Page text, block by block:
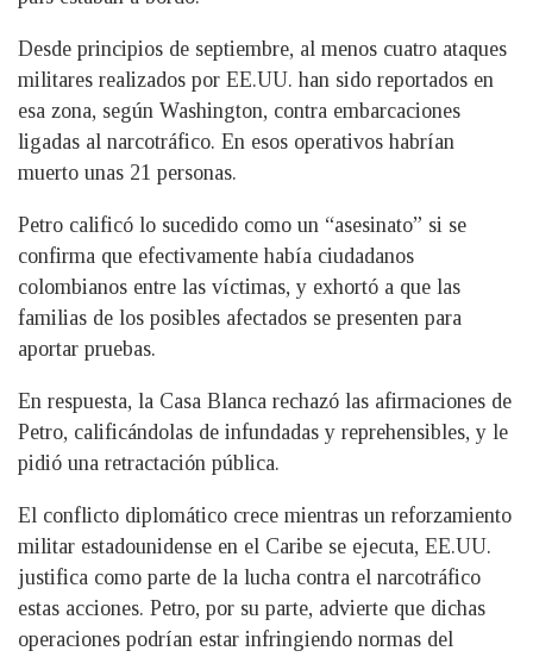
Desde principios de septiembre, al menos cuatro ataques
militares realizados por EE.UU. han sido reportados en
esa zona, según Washington, contra embarcaciones
ligadas al narcotráfico. En esos operativos habrían
muerto unas 21 personas.
Petro calificó lo sucedido como un “asesinato” si se
confirma que efectivamente había ciudadanos
colombianos entre las víctimas, y exhortó a que las
familias de los posibles afectados se presenten para
aportar pruebas.
En respuesta, la Casa Blanca rechazó las afirmaciones de
Petro, calificándolas de infundadas y reprehensibles, y le
pidió una retractación pública.
El conflicto diplomático crece mientras un reforzamiento
militar estadounidense en el Caribe se ejecuta, EE.UU.
justifica como parte de la lucha contra el narcotráfico
estas acciones. Petro, por su parte, advierte que dichas
operaciones podrían estar infringiendo normas del